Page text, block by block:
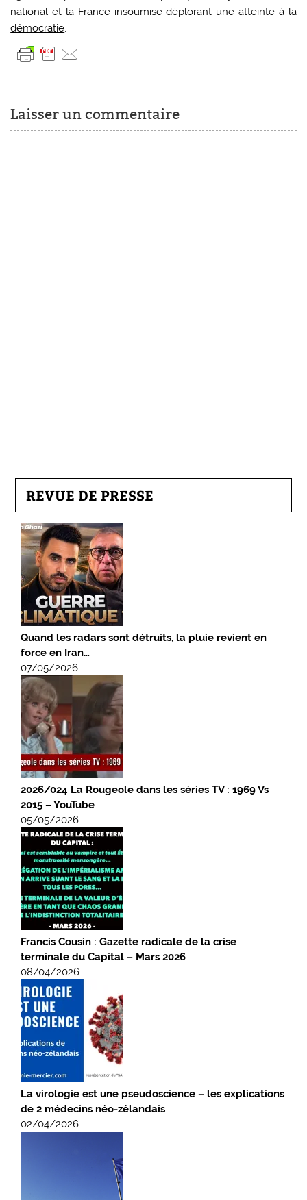
national et la France insoumise déplorant une atteinte à la
démocratie.
Laisser un commentaire
REVUE DE PRESSE
Quand les radars sont détruits, la pluie revient en
force en Iran…
07/05/2026
2026/024 La Rougeole dans les séries TV : 1969 Vs
2015 – YouTube
05/05/2026
Francis Cousin : Gazette radicale de la crise
terminale du Capital – Mars 2026
08/04/2026
La virologie est une pseudoscience – les explications
de 2 médecins néo-zélandais
02/04/2026